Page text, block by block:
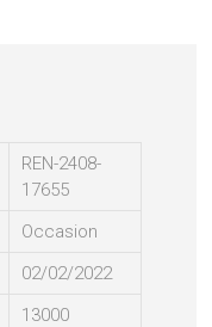
REN-2408-
17655
Occasion
02/02/2022
13000